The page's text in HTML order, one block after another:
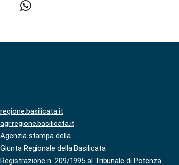
regione.basilicata.it
agr.regione.basilicata.it
Agenzia stampa della
Giunta Regionale della Basilicata
Registrazione n. 209/1995 al Tribunale di Potenza